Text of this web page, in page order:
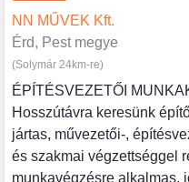
NN MŰVEK Kft.
Érd, Pest megye
(Solymár 24km-re)
ÉPÍTÉSVEZETŐI
Hosszútávra keresünk
jártas, művezetői-,
és szakmai végzettséggel
munkavégzésre alkalmas,